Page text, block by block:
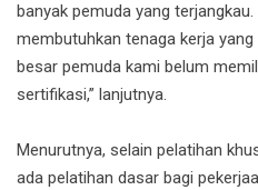
banyak pemuda yang
membutuhkan tenaga kerja
besar pemuda kami belum
sertifikasi,” lanjutnya.
Menurutnya, selain pelatihan
ada pelatihan dasar bagi